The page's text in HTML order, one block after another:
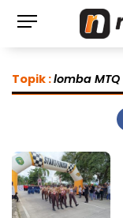
Topik :lomba MTQ